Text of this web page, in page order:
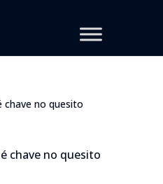
chave no quesito